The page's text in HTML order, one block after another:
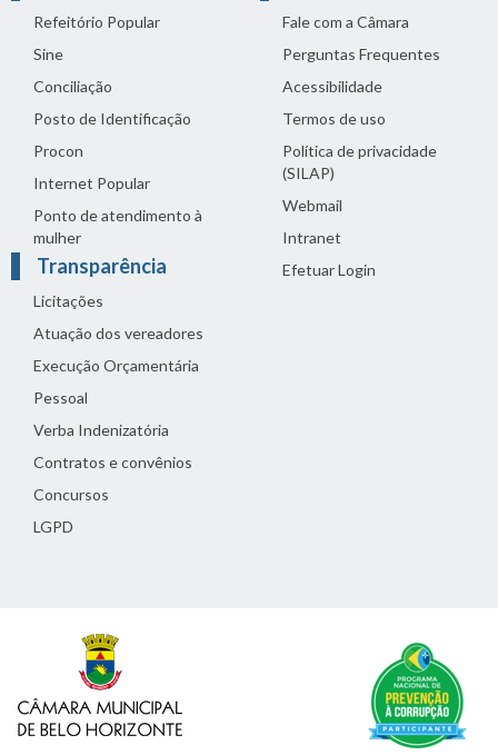
Refeitório Popular
Sine
Conciliação
Posto de Identificação
Procon
Internet Popular
Ponto de atendimento à
mulher
Transparência
Licitações
Atuação dos vereadores
Execução Orçamentária
Pessoal
Verba Indenizatória
Contratos e convênios
Concursos
LGPD
Fale com a Câmara
Perguntas Frequentes
Acessibilidade
Termos de uso
Política de privacidade
(SILAP)
Webmail
Intranet
Efetuar Login